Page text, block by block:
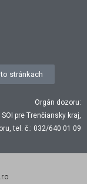
stránkach
Orgán dozoru:
pre Trenčiansky kraj,
tel. č.: 032/640 01 09